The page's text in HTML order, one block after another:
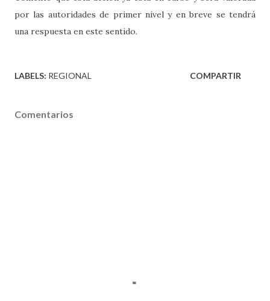
por las autoridades de primer nivel y en breve se tendrá
una respuesta en este sentido.
LABELS: REGIONAL COMPARTIR
Comentarios